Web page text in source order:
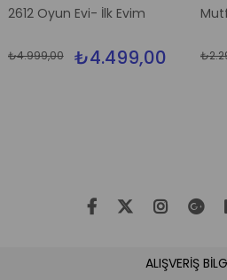
2612 Oyun Evi- İlk Evim
₺4.499,00
₺4.999,00
ALIŞVERİŞ